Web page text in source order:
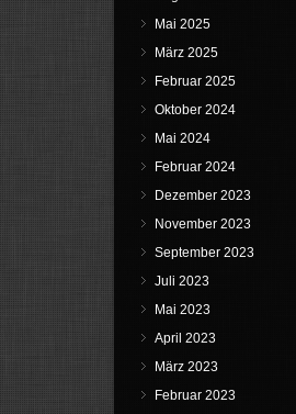
Mai 2025
März 2025
Februar 2025
Oktober 2024
Mai 2024
Februar 2024
Dezember 2023
November 2023
September 2023
Juli 2023
Mai 2023
April 2023
März 2023
Februar 2023